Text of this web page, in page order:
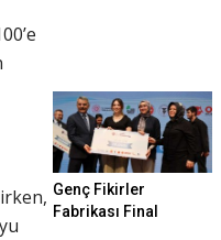
Genç Fikirler
Fabrikası Final
Görünen Köy
ALI BEKTAN